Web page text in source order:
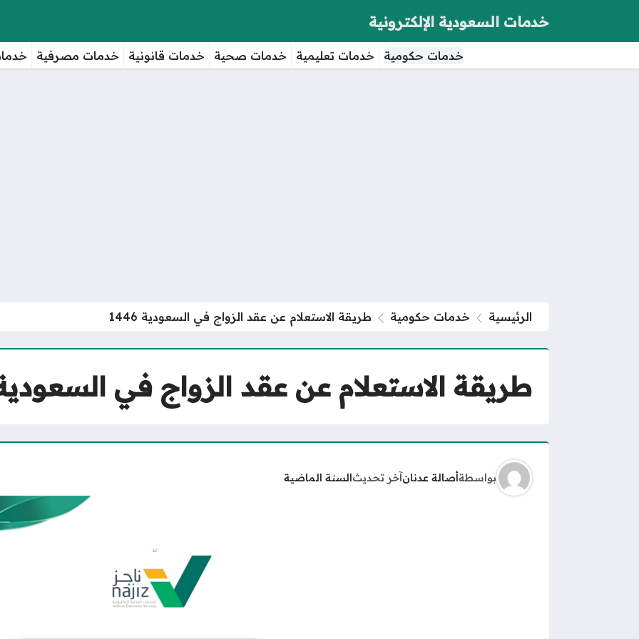
خدمات السعودية الإلكترونية
خدمات حكومية خدمات تعليمية خدمات صحية خدمات قانونية خدمات مصرفية
الرئيسية خدمات حكومية طريقة الاستعلام عن عقد الزواج في السعودية 1446
طريقة الاستعلام عن عقد الزواج في السعودية
بواسطةأصالة عدنانآخر تحديثالسنة الماضية